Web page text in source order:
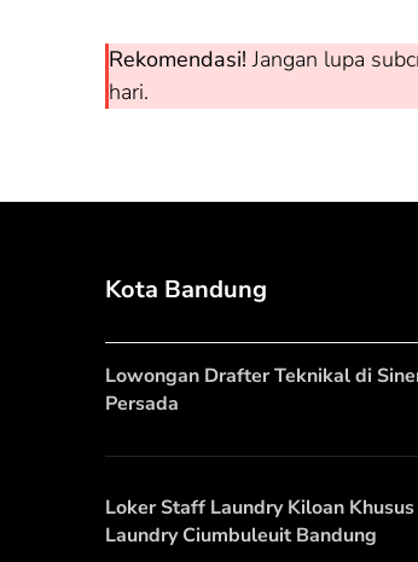
Rekomendasi! Jangan lupa
hari.
Kota Bandung
Lowongan Drafter Teknikal di
Persada
Loker Staff Laundry Kiloan
Laundry Ciumbuleuit Bandung